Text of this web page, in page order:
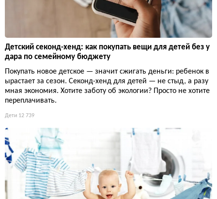
Детский секонд-хенд: как покупать вещи для детей без у
дара по семейному бюджету
Покупать новое детское — значит сжигать деньги: ребенок в
ырастает за сезон. Секонд-хенд для детей — не стыд, а разу
мная экономия. Хотите заботу об экологии? Просто не хотите
переплачивать.
Дети 12 739